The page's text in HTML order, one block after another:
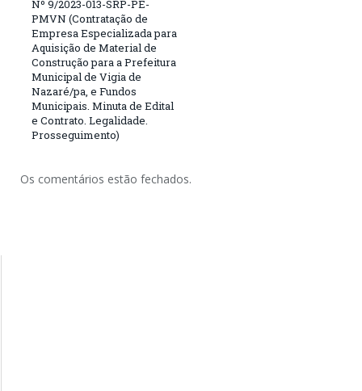
Nº 9/2023-013-SRP-PE-
PMVN (Contratação de
Empresa Especializada para
Aquisição de Material de
Construção para a Prefeitura
Municipal de Vigia de
Nazaré/pa, e Fundos
Municipais. Minuta de Edital
e Contrato. Legalidade.
Prosseguimento)
Os comentários estão fechados.